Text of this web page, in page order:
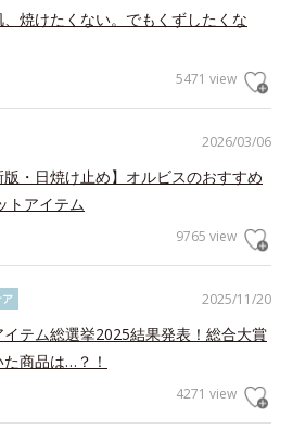
、焼けたくない。でもくずしたくな
5471 view
2026/03/06
版・日焼け止め】オルビスのおすすめ
トアイテム
9765 view
2025/11/20
ア
イテム総選挙2025結果発表！総合大賞
商品は…？！
4271 view